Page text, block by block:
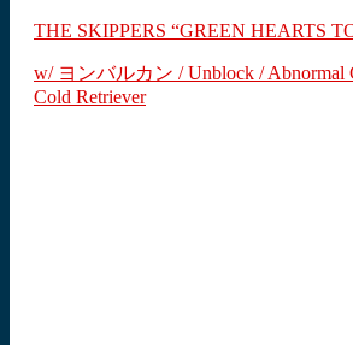
THE SKIPPERS “GREEN HEARTS
w/ ヨンバルカン / Unblock / Abnormal
Cold Retriever